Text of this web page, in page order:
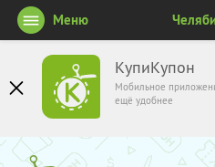
КупиКупон
Мобильное
ещё удобнее
Меню